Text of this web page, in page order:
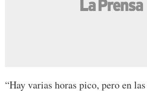
“Hay varias horas pico, pero en